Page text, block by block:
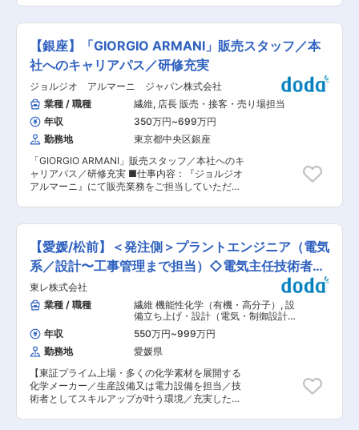
長期的な安定成長を続ける企業です。 変更の範
囲：会社の定める業務
る）、年末年始・夏季休暇あり ◇平均有給取得日
借上げ寮はご自身で物件を選択でき、家賃の75%
を会社が負担します。ご自身で借家を用意した際
も、借家間手当という形で会社がサポートしま
す。 ※社宅利用・入寮は、入職にあたり引越しの
必要がある方に限ります。 ※サポートには上限年
数、上限額の制限があります。 ◇単身赴任者サポ
ート └引越し費用については全額会社負担です。
単身赴任の方には、単身赴任手当の他、月2回の
往復帰省旅費を支給します。 ◇社員食堂あり └1
食300円未満で利用可能な社員食堂があります
(朝・夕も利用可)。 変更の範囲：会社の定める業
務
井】の構造設計をお任せいたします。 膜構造と
は、薄くて丈夫な膜を用いた屋根や天井の建築方
法で、軽量で強度があり、デザインの自由度が高
いところが特徴です。 現場は日本全国にわたり、
様々な案件を担当していただきます。また大型案
件のドームなどは完成まで４〜5年程度の期間と
なります。 ■具体的な業務 建築主・設計事務所
等から依頼された内容を元に基本計画〜実施設
計、案件受注後は施工図の作成をお願いいたしま
す。 公園の日よけテントや、スポーツ施設などか
の案件をお任せいたします。 ■働き方 月1〜2回
程度の出張が発生します。 日帰りから一泊二日ま
での全国出張となります。 ■施工実績 カンセキ
覚えていただきます。 ■魅力 ・公園の日よけテ
ントやスポーツ施設など大型から小さいものまで
様々な案件に携わる事ができます。 ・形にのこる
仕事ですので、やりがいや達成感に繋がります。
・年間休日120日以上（2025年度は125日）、完
全週休2日制（土日祝）と長く働ける環境です。
■当社の強み 〜テントの生地（膜）を使用した
「屋根」や「天井」を手掛ける企業〜 膜構造を手
掛ける企業は少なく、競合が少ないため、安定し
た受注と経営を維持しています。膜構造は風や雨
に強く、見た目も美しいため、現代の建築におい
てよく利用されています。多くの“街の象徴”とな
る建築物に採用されており、広々とした明るく軽
定める業務
【銀座】「GIORGIO ARMANI」販売スタッフ／本
社へのキャリアパス／研修充実
ジョルジオ アルマーニ ジャパン株式会社
業種 / 職種
繊維, 店長 販売・接客・売り場担当
年収
350万円~699万円
勤務地
東京都中央区銀座
「GIORGIO ARMANI」販売スタッフ／本社へのキ
ャリアパス／研修充実 ■仕事内容：『ジョルジオ
アルマーニ』にて販売業務をご担当していただき
売レポート作成※経験によっては、店舗VMDをお
任せすることもあります。 ◎働く魅力 ＜安定した
福利厚生＞ 育休・産休の取得者／復帰者も多く、
安心して長期就業ができる環境です。男性育休の
取得率も高く、2025年度についても既に5名以上
取得をされており、役職に関係なくワークライフ
バランスの充実を実現しています。 ＜豊富なキャ
リアパス＞ 同社は3ブランドの展開があり、ブラ
ンドを超えての異動希望制度がございます。ご自
身のキャリア形成がしやすく、目指す姿に合わせ
たキャリア形成が可能です。また、店頭のみなら
ずVMDや営業、MD、マーケティング担当など、
社内公募を通じての本社異動実績もございます。
＜トレーニング＞ 同社は研修制度が充実しており
ますが、メイドトゥメジャー（オーダースーツ）
の研修が受けられることも特徴の一つです。 ま
【愛媛/松前】＜発注側＞プラントエンジニア（電気
系／設計〜工事管理まで担当）◇電気主任技術者歓
迎
東レ株式会社
業種 / 職種
繊維 機能性化学（有機・高分子） , 設
備立ち上げ・設計（電気・制御設計）
設計（電気・計装）
年収 550万円~999万円
勤務地
愛媛県
【東証プライム上場・多くの化学素材を展開する
化学メーカー／生産設備又は電力設備を担当／技
術者としてスキルアップが叶う環境／充実した福